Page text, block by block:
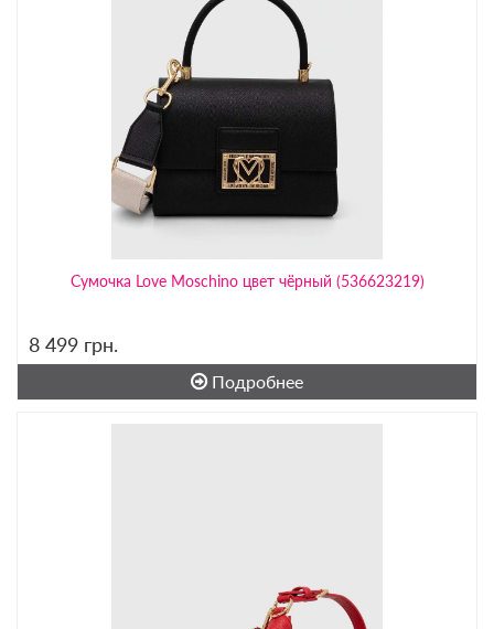
Сумочка Love Moschino цвет чёрный (536623219)
8 499 грн.
Подробнее